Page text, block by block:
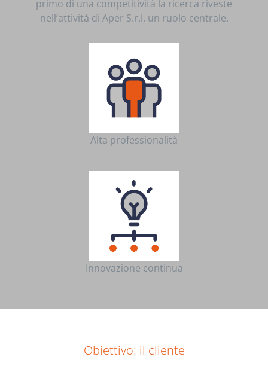
primo di una competitività la ricerca riveste
nell’attività di Aper S.r.l. un ruolo centrale.
Alta professionalità
Innovazione continua
Obiettivo: il cliente